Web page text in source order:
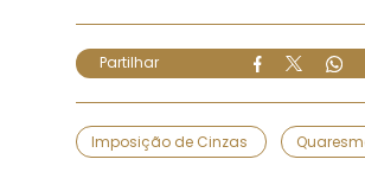
Partilhar
Imposição de Cinzas